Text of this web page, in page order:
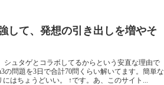
して、発想の引き出しを増やそ
シュタゲとコラボしてるからという安直な理由で
の問題を3日で合計70問くらい解いてます。簡単な
はちょうどいい。 ↑です。あ、このサイト...